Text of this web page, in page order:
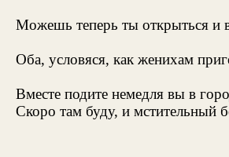
Можешь теперь ты открыться и
Оба, условяся, как женихам
Вместе подите немедля вы в
Скоро там буду, и мстительный